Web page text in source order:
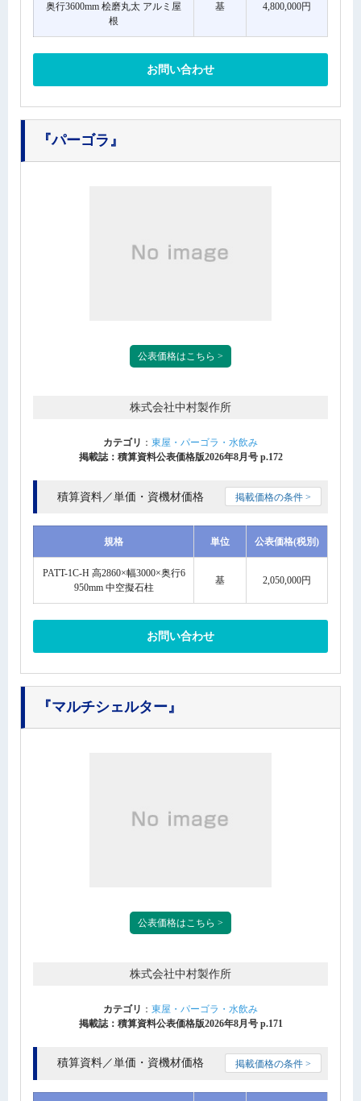
奥行3600mm 桧磨丸太 アルミ屋
根
基 4,800,000円
お問い合わせ
『パーゴラ』
公表価格はこちら >
株式会社中村製作所
カテゴリ ： 東屋・パーゴラ・水飲み
掲載誌：積算資料公表価格版2026年8月号 p.172
積算資料／単価・資機材価格 掲載価格の条件 >
規格 単位 公表価格(税別)
PATT-1C-H 高2860×幅3000×奥行6
950mm 中空擬石柱
基 2,050,000円
お問い合わせ
『マルチシェルター』
公表価格はこちら >
株式会社中村製作所
カテゴリ ： 東屋・パーゴラ・水飲み
掲載誌：積算資料公表価格版2026年8月号 p.171
積算資料／単価・資機材価格 掲載価格の条件 >